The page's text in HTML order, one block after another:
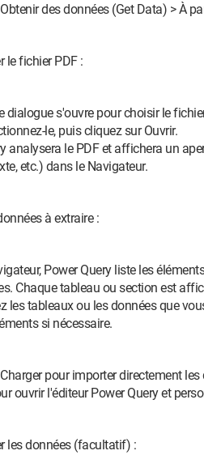
des données (Get Data) > À
le fichier PDF :
dialogue s'ouvre pour choisir le
le, puis cliquez sur Ouvrir.
analysera le PDF et affichera un
etc.) dans le Navigateur.
à extraire :
Power Query liste les
Chaque tableau ou section est
les tableaux ou les données que
si nécessaire.
pour importer directement
ouvrir l'éditeur Power Query et
les données (facultatif) :